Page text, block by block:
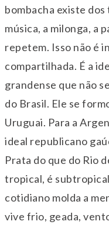
bombacha existe
música, a milonga, a
repetem. Isso não é
compartilhada. É a
grandense que não
do Brasil. Ele se
Uruguai. Para a
ideal republicano
Prata do que do Rio
tropical, é
cotidiano molda a
vive frio, geada,